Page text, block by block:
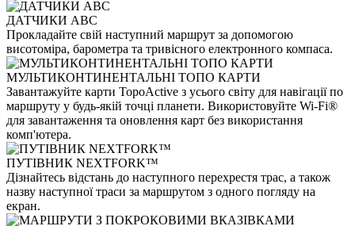
ДАТЧИКИ ABC
Прокладайте свій наступний маршрут за допомогою
висотоміра, барометра та тривісного електронного компаса.
МУЛЬТИКОНТИНЕНТАЛЬНІ ТОПО КАРТИ
Завантажуйте карти TopoActive з усього світу для навігації по
маршруту у будь-якій точці планети. Використовуйте Wi-Fi®
для завантаження та оновлення карт без використання
комп'ютера.
ПУТІВНИК NEXTFORK™
Дізнайтесь відстань до наступного перехрестя трас, а також
назву наступної траси за маршрутом з одного погляду на
екран.